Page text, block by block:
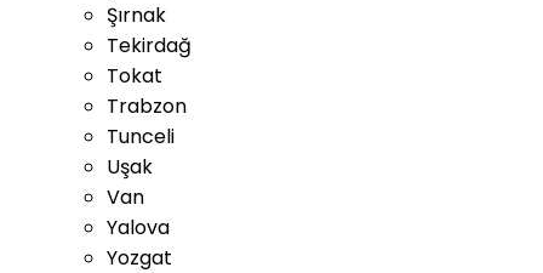
Şırnak
Tekirdağ
Tokat
Trabzon
Tunceli
Uşak
Van
Yalova
Yozgat